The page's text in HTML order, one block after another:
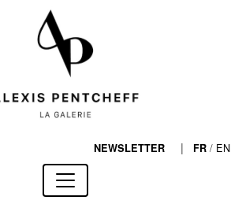
NEWSLETTER | FR / EN